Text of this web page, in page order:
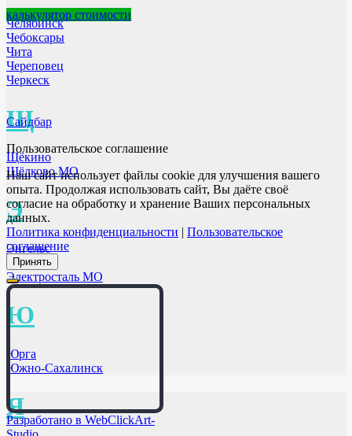
Челябинск
Чебоксары
Чита
Череповец
Черкеск
Щ
Щёкино
Щёлково МО
Э
Энгельс
Элиста
Электросталь МО
Ю
Юрга
Южно-Сахалинск
Я
калькулятор стоимости
Сайдбар
Пользовательское соглашение
Наш сайт использует файлы cookie для улучшения вашего
опыта. Продолжая использовать сайт, Вы даёте своё
согласие на обработку и хранение Ваших персональных
данных.
Политика конфиденциальности | Пользовательское
соглашение
Принять
Разработано в WebClickArt-